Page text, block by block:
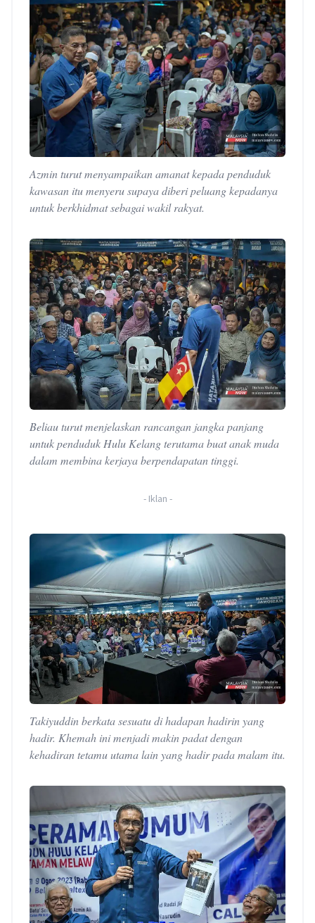
Azmin turut menyampaikan amanat kepada penduduk
kawasan itu menyeru supaya diberi peluang kepadanya
untuk berkhidmat sebagai wakil rakyat.
Beliau turut menjelaskan rancangan jangka panjang
untuk penduduk Hulu Kelang terutama buat anak muda
dalam membina kerjaya berpendapatan tinggi.
- Iklan -
Takiyuddin berkata sesuatu di hadapan hadirin yang
hadir. Khemah ini menjadi makin padat dengan
kehadiran tetamu utama lain yang hadir pada malam itu.